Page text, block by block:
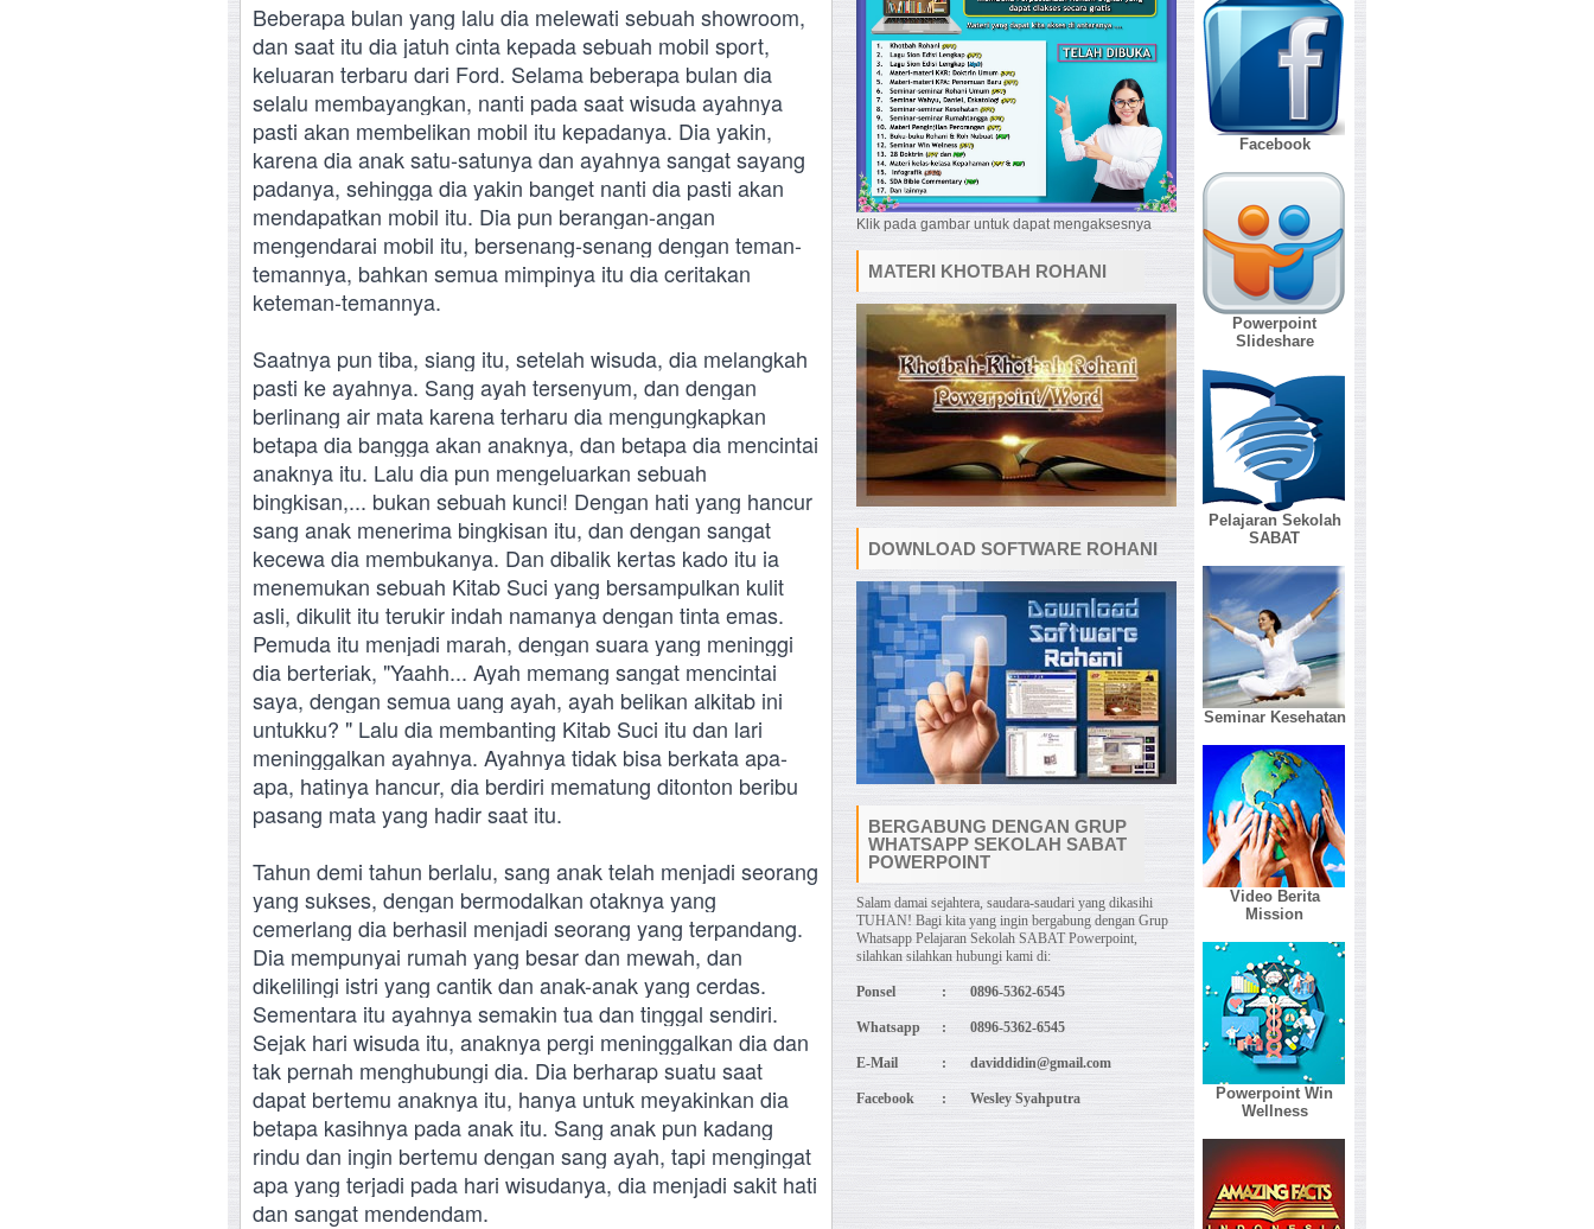
Beberapa bulan yang lalu dia melewati sebuah showroom,
dan saat itu dia jatuh cinta kepada sebuah mobil sport,
keluaran terbaru dari Ford. Selama beberapa bulan dia
selalu membayangkan, nanti pada saat wisudaayahnya
pasti akan membelikan mobil itu kepadanya. Dia yakin,
karena dia anak satu-satunya dan ayahnya sangat sayang
padanya, sehingga dia yakin banget nanti dia pasti akan
mendapatkan mobil itu. Dia pun berangan-angan
mengendarai mobil itu, bersenang-senang dengan teman-
temannya, bahkan semua mimpinya itu dia ceritakan
keteman-temannya.
Saatnya pun tiba, siang itu, setelah wisuda, dia melangkah
pasti ke ayahnya. Sang ayah tersenyum, dan dengan
berlinang air mata karena terharu dia mengungkapkan
betapa dia bangga akan anaknya, dan betapa dia mencintai
anaknya itu. Lalu dia pun mengeluarkan sebuah
bingkisan,... bukan sebuah kunci! Dengan hati yang hancur
sang anak menerima bingkisan itu, dan dengan sangat
kecewa dia membukanya. Dan dibalik kertas kado itu ia
menemukan sebuah Kitab Suci yang bersampulkan kulit
asli, dikulit itu terukir indah namanya dengan tinta emas.
Pemuda itu menjadi marah, dengan suara yang meninggi
dia berteriak, "Yaahh... Ayah memang sangat mencintai
saya, dengan semua uang ayah, ayah belikan alkitab ini
untukku? " Lalu dia membanting Kitab Suci itu dan lari
meninggalkan ayahnya. Ayahnya tidak bisa berkata apa-
apa, hatinya hancur, dia berdiri mematung ditonton beribu
pasang mata yang hadir saat itu.
Tahun demi tahun berlalu, sang anak telah menjadi seorang
yang sukses, dengan bermodalkan otaknya yang
cemerlang dia berhasil menjadi seorang yang terpandang.
Dia mempunyai rumah yang besar dan mewah, dan
dikelilingi istri yang cantik dan anak-anak yang cerdas.
Sementara itu ayahnya semakin tua dan tinggal sendiri.
Sejak hari wisuda itu, anaknya pergi meninggalkan dia dan
tak pernah menghubungi dia. Dia berharap suatu saat
dapat bertemu anaknya itu, hanya untuk meyakinkan dia
betapa kasihnya pada anak itu. Sang anak pun kadang
rindu dan ingin bertemu dengan sang ayah, tapi mengingat
apa yang terjadi pada hari wisudanya, dia menjadi sakit hati
dan sangat mendendam.
Klik pada gambar untuk dapat mengaksesnya
MATERI KHOTBAH ROHANI
DOWNLOAD SOFTWARE ROHANI
BERGABUNG DENGAN GRUP
WHATSAPP SEKOLAH SABAT
POWERPOINT
Salam damai sejahtera, saudara-saudari yang dikasihi
TUHAN! Bagi kita yang ingin bergabung dengan Grup
Whatsapp Pelajaran Sekolah SABAT Powerpoint,
silahkan silahkan hubungi kami di:
Ponsel : 0896-5362-6545
Whatsapp : 0896-5362-6545
E-Mail : daviddidin@gmail.com
Facebook : Wesley Syahputra
Facebook
Powerpoint
Slideshare
Pelajaran Sekolah
SABAT
Seminar Kesehatan
Video Berita
Mission
Powerpoint Win
Wellness